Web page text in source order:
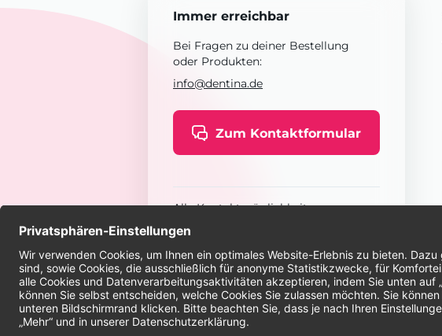
Immer erreichbar
Bei Fragen zu deiner Bestellung
oder Produkten:
info@dentina.de
Zum Kontaktformular
Alle Kontaktmöglichkeiten